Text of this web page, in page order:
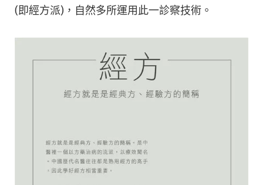
(即經方派)，自然多所運用此一診察技術。